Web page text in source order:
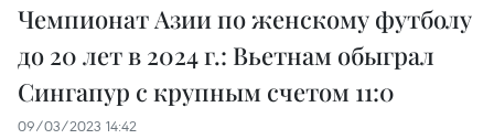
Чемпионат Азии по женскому футболу
до 20 лет в 2024 г.: Вьетнам обыграл
Сингапур с крупным счетом 11:0
09/03/2023 14:42